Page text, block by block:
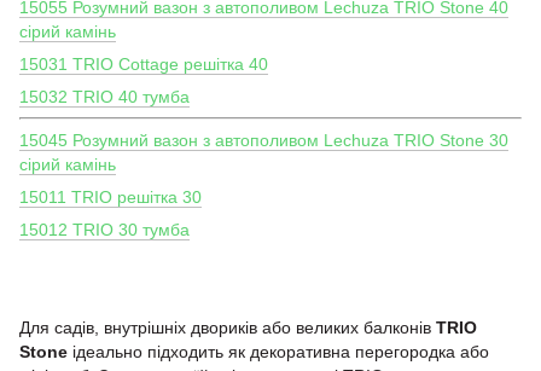
15055 Розумний вазон з автополивом Lechuza TRIO Stone 40
сірий камінь
15031 TRIO Cottage решітка 40
15032 TRIO 40 тумба
15045 Розумний вазон з автополивом Lechuza TRIO Stone 30
сірий камінь
15011 TRIO решітка 30
15012 TRIO 30 тумба
Для садів, внутрішніх двориків або великих балконів TRIO
Stone ідеально підходить як декоративна перегородка або